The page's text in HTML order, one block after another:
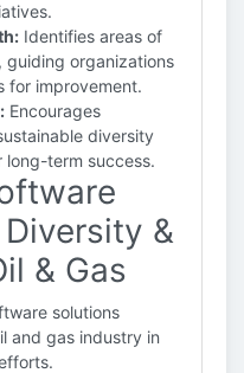
Identifies areas of
guiding organizations
for improvement.
Encourages
diversity
long-term success.
&
& Gas
solutions
and gas industry in